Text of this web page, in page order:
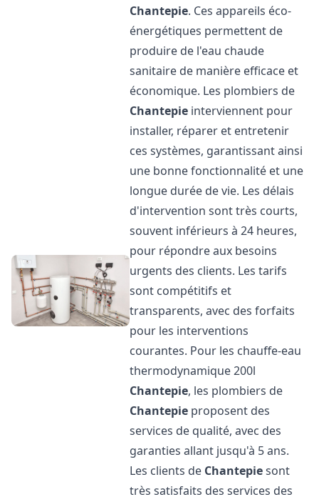
Chantepie. Ces appareils éco-
énergétiques permettent de
produire de l'eau chaude
sanitaire de manière efficace et
économique. Les plombiers de
Chantepie interviennent pour
installer, réparer et entretenir
ces systèmes, garantissant ainsi
une bonne fonctionnalité et une
longue durée de vie. Les délais
d'intervention sont très courts,
souvent inférieurs à 24 heures,
pour répondre aux besoins
urgents des clients. Les tarifs
sont compétitifs et
transparents, avec des forfaits
pour les interventions
courantes. Pour les chauffe-eau
thermodynamique 200l
Chantepie, les plombiers de
Chantepie proposent des
services de qualité, avec des
garanties allant jusqu'à 5 ans.
Les clients de Chantepiesont
très satisfaits des services des